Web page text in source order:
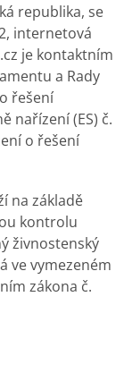
republika, se
internetová
je kontaktním
a Rady
řešení
nařízení (ES) č.
o řešení
na základě
kontrolu
živnostenský
ve vymezeném
zákona č.